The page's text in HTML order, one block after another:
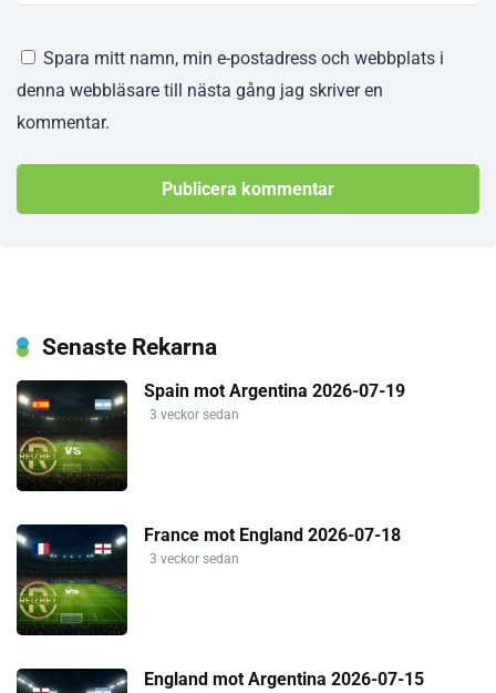
Spara mitt namn, min e-postadress och webbplats i
denna webbläsare till nästa gång jag skriver en
kommentar.
Senaste Rekarna
Spain mot Argentina 2026-07-19
3 veckor sedan
France mot England 2026-07-18
3 veckor sedan
England mot Argentina 2026-07-15